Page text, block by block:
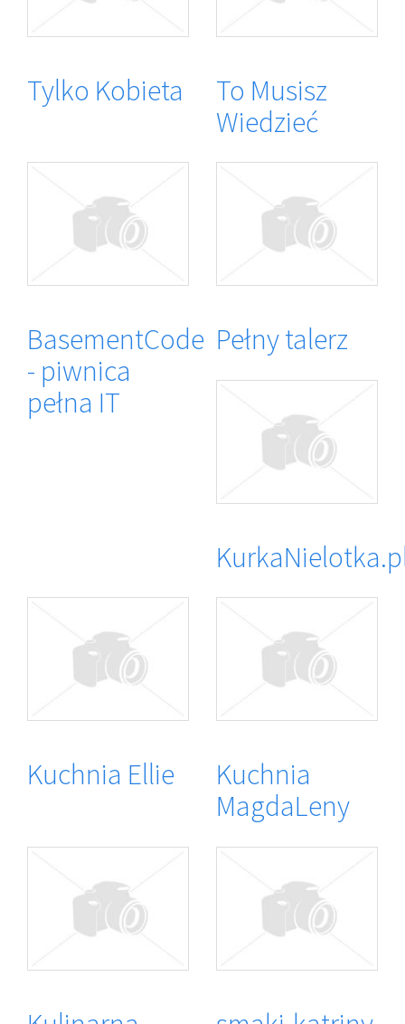
Tylko Kobieta
To Musisz
Wiedzieć
BasementCode
- piwnica
pełna IT
Pełny talerz
Kuchnia Ellie
Kuchnia
MagdaLeny